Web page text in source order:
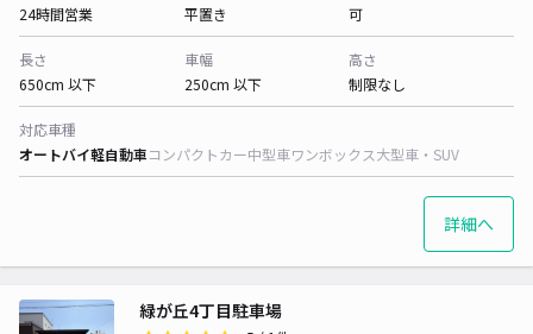
24時間営業
平置き
可
長さ
650cm 以下
車幅
250cm 以下
高さ
制限なし
対応車種
オートバイ軽自動車コンパクトカー中型車ワンボックス大型車・SUV
詳細へ
緑が丘4丁目駐車場